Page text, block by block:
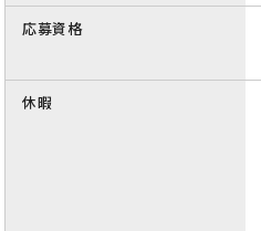
応募資格
休暇